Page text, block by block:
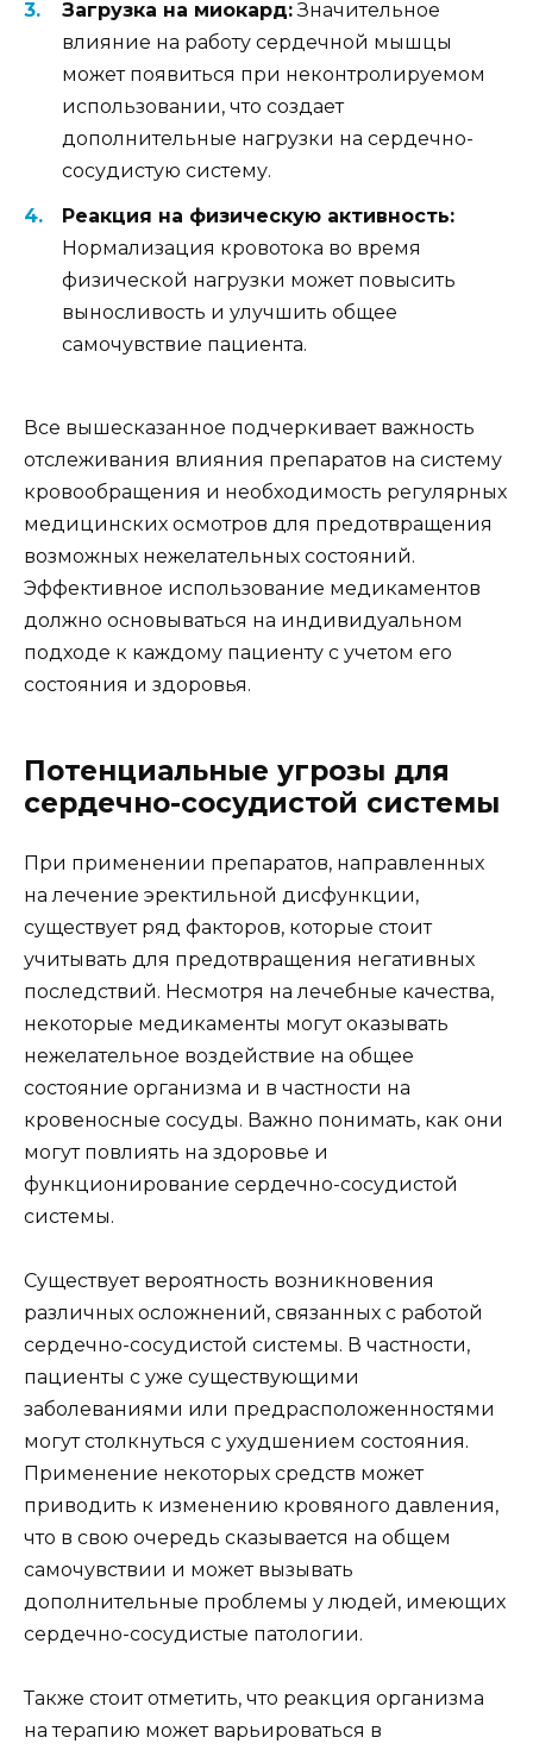
Загрузка на миокард:Значительное
влияние на работу сердечной мышцы
может появиться при неконтролируемом
использовании, что создает
дополнительные нагрузки на сердечно-
сосудистую систему.
Реакция на физическую активность:
Нормализация кровотока во время
физической нагрузки может повысить
выносливость и улучшить общее
самочувствие пациента.
Все вышесказанное подчеркивает важность
отслеживания влияния препаратов на систему
кровообращения и необходимость регулярных
медицинских осмотров для предотвращения
возможных нежелательных состояний.
Эффективное использование медикаментов
должно основываться на индивидуальном
подходе к каждому пациенту с учетом его
состояния и здоровья.
Потенциальные угрозы для
сердечно-сосудистой системы
При применении препаратов, направленных
на лечение эректильной дисфункции,
существует ряд факторов, которые стоит
учитывать для предотвращения негативных
последствий. Несмотря на лечебные качества,
некоторые медикаменты могут оказывать
нежелательное воздействие на общее
состояние организма и в частности на
кровеносные сосуды. Важно понимать, как они
могут повлиять на здоровье и
функционирование сердечно-сосудистой
системы.
Существует вероятность возникновения
различных осложнений, связанных с работой
сердечно-сосудистой системы. В частности,
пациенты с уже существующими
заболеваниями или предрасположенностями
могут столкнуться с ухудшением состояния.
Применение некоторых средств может
приводить к изменению кровяного давления,
что в свою очередь сказывается на общем
самочувствии и может вызывать
дополнительные проблемы у людей, имеющих
сердечно-сосудистые патологии.
Также стоит отметить, что реакция организма
на терапию может варьироваться в